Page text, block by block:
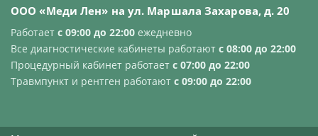
OOO «Меди Лен» на ул. Маршала Захарова, д. 20
Работает с 09:00 до 22:00 ежедневно
Все диагностические кабинеты работают с 08:00 до 22:00
Процедурный кабинет работает с 07:00 до 22:00
Травмпункт и рентген работают с 09:00 до 22:00